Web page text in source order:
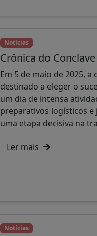
Notícias
Crônica do
Em 5 de maio de 2025,
destinado a eleger o
um dia de intensa
preparativos logísticos
uma etapa decisiva na
Ler mais
Notícias